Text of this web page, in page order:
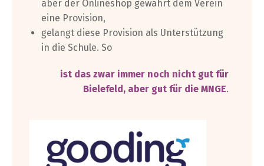
aber der Onlineshop gewährt dem Verein
eine Provision,
gelangt diese Provision als Unterstützung
in die Schule. So
ist das zwar immer noch nicht gut für
Bielefeld, aber gut für die MNGE.